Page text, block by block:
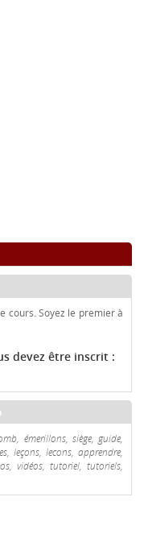
cours. Soyez le premier à
devez être inscrit :
émerillons, siège, guide,
leçons, lecons, apprendre,
vidéos, tutoriel, tutoriels,